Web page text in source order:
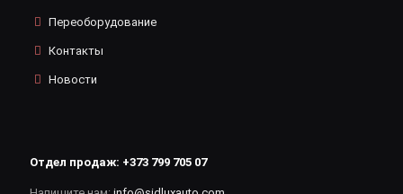
Переоборудование
Контакты
Новости
Отдел продаж: +373 799 705 07